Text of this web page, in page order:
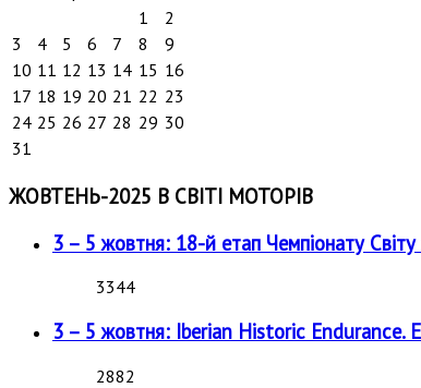
1
2
3
4 5 6 7 8
9
10 11 12 13 14 15 16
17 18 19 20 21 22 23
24 25 26 27 28 29 30
31
ЖОВТЕНЬ-2025 В СВІТІ МОТОРІВ
3 – 5 жовтня: 18-й етап Чемпіонату
3344
3 – 5 жовтня: Iberian Historic
2882